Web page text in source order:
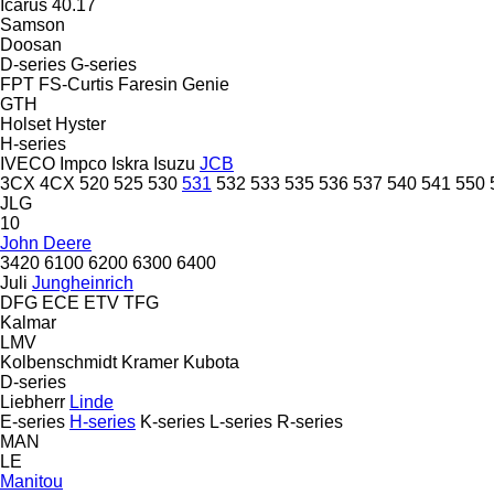
Icarus 40.17
Samson
Doosan
D-series G-series
FPT FS-Curtis Faresin Genie
GTH
Holset Hyster
H-series
IVECO Impco Iskra Isuzu JCB
3CX 4CX 520 525 530 531 532 533 535 536 537 540 541 550
JLG
10
John Deere
3420 6100 6200 6300 6400
Juli Jungheinrich
DFG ECE ETV TFG
Kalmar
LMV
Kolbenschmidt Kramer Kubota
D-series
Liebherr Linde
E-series H-series K-series L-series R-series
MAN
LE
Manitou